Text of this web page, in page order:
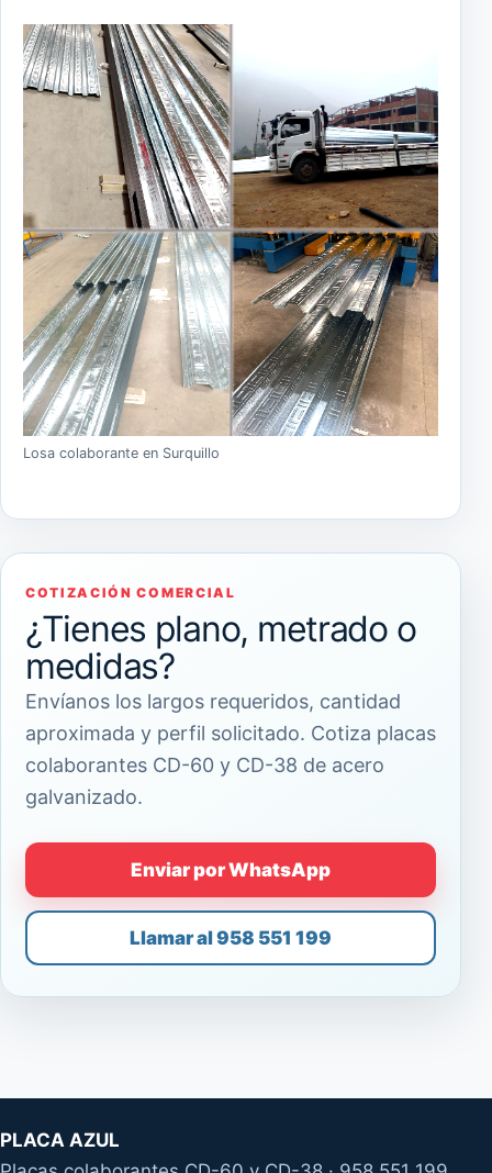
Losa colaborante en Surquillo
COTIZACIÓN COMERCIAL
¿Tienes plano, metrado o
medidas?
Envíanos los largos requeridos, cantidad
aproximada y perfil solicitado. Cotiza placas
colaborantes CD-60 y CD-38 de acero
galvanizado.
Enviar por WhatsApp
Llamar al 958 551 199
PLACA AZUL